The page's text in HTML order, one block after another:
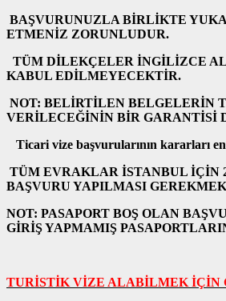
BAŞVURUNUZLA BİRLİKTE
ETMENİZ ZORUNLUDUR.
TÜM DİLEKÇELER İNGİLİZCE
KABUL EDİLMEYECEKTİR.
NOT: BELİRTİLEN BELGELERİN
VERİLECEĞİNİN BİR GARANTİSİ
Ticari vize başvurularının kararları
TÜM EVRAKLAR İSTANBUL İÇİN
BAŞVURU YAPILMASI
NOT: PASAPORT BOŞ OLAN
GİRİŞ YAPMAMIŞ
TURİSTİK VİZE ALABİLMEK İÇİN